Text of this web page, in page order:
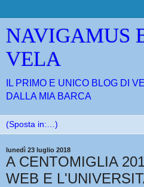
NAVIGAMUS
VELA
IL PRIMO E UNICO BLOG DI
DALLA MIA BARCA
lunedì 23 luglio 2018
A CENTOMIGLIA
WEB E